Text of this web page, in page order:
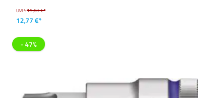
UVP:19,83 €*
12,77 €*
- 47%